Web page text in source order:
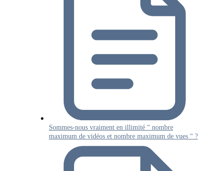
Sommes-nous vraiment en illimité “ nombre
maximum de vidéos et nombre maximum de vues “ ?